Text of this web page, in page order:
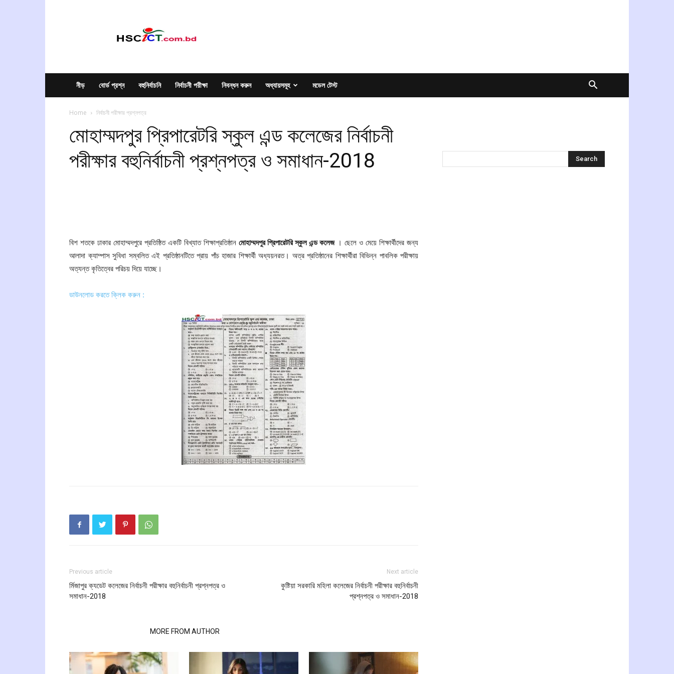
নীড় বোর্ড প্রশ্ন বহুনির্বাচনি নির্বাচনী পরীক্ষা নিবন্ধন করুন অধ্যায়সমূহ মডেল টেস্ট
Home নির্বাচনী পরীক্ষার প্রশ্নপত্র
মোহাম্মদপুর প্রিপারেটরি স্কুল এন্ড কলেজের নির্বাচনী
পরীক্ষার বহুনির্বাচনী প্রশ্নপত্র ও সমাধান-2018
বিশ শতকে ঢাকার মোহাম্মদপুরে প্রতিষ্ঠিত একটি বিখ্যাত শিক্ষাপ্রতিষ্ঠান মোহাম্মদপুর প্রিপারেটরি স্কুল এন্ড কলেজ। ছেলে ও মেয়ে শিক্ষার্থীদের জন্য
আলাদা ক্যাম্পাস সুবিধা সম্বলিত এই প্রতিষ্ঠানটিতে প্রায় পাঁচ হাজার শিক্ষার্থী অধ্যয়নরত। অত্র প্রতিষ্ঠানের শিক্ষার্থীরা বিভিন্ন পাবলিক পরীক্ষায়
অত্যন্ত কৃতিত্বের পরিচয় দিয়ে যাচ্ছে।
ডাউনলোড করতে ক্লিক করুন :
Previous article
র্মিজাপুর ক্যডেট কলেজের নির্বাচনী পরীক্ষার বহুনির্বাচনী প্রশ্নপত্র ও
সমাধান-2018
Next article
কুষ্টিয়া সরকারি মহিলা কলেজের নির্বাচনী পরীক্ষার বহুনির্বাচনী
প্রশ্নপত্র ও সমাধান-2018
MORE FROM AUTHOR